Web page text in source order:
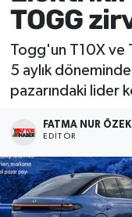
TOGG
Togg'un T10X ve
5 aylık
pazarındaki lider
FATMA NUR ÖZEK
EDITÖR
Eğitim
Sivil Toplum
Etkinlikler